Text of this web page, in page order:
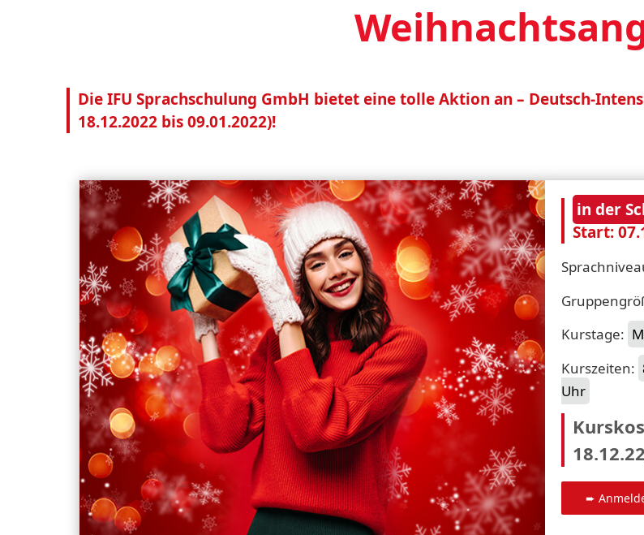
Die IFU Sprachschulung GmbH bietet eine tolle Aktion an – Deutsch-
18.12.2022 bis 09.01.2022)!
in der
Start:
Kurstage:
Kurszeiten:
Uhr